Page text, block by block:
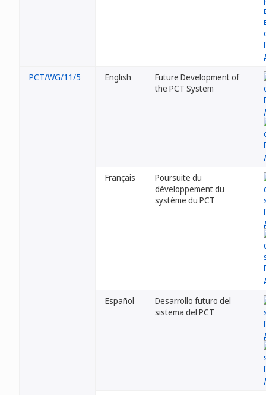
PCT/WG/11/5 English
Future Development of
the PCT System
Français
Poursuite du
développement du
système du PCT
Español
Desarrollo futuro del
sistema del PCT